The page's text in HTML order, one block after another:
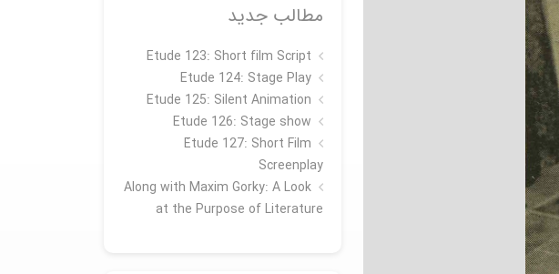
مطالب جدید
Etude 123: Short film Script
Etude 124: Stage Play
Etude 125: Silent Animation
Etude 126: Stage show
Étude 127: Short Film
Screenplay
Along with Maxim Gorky: A Look
at the Purpose of Literature